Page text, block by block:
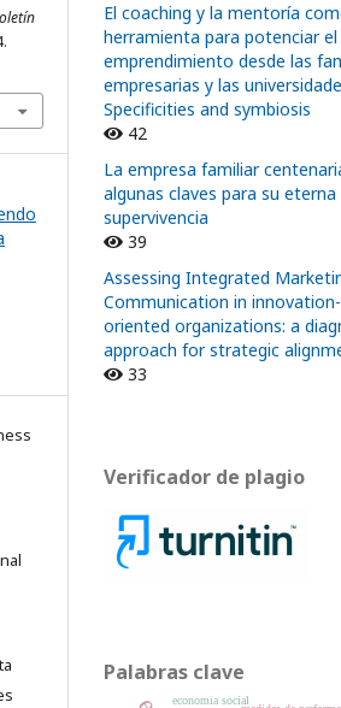
El coaching y la mentoría
herramienta para potenciar el
emprendimiento desde las
empresarias y las
Specificities and symbiosis
42
La empresa familiar
algunas claves para su eterna
supervivencia
39
Assessing Integrated
Communication in innovation-
oriented organizations: a
approach for strategic
33
Verificador de plagio
Palabras clave
economía social